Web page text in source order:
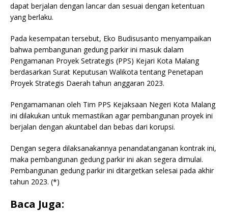
dapat berjalan dengan lancar dan sesuai dengan ketentuan
yang berlaku.
Pada kesempatan tersebut, Eko Budisusanto menyampaikan
bahwa pembangunan gedung parkir ini masuk dalam
Pengamanan Proyek Setrategis (PPS) Kejari Kota Malang
berdasarkan Surat Keputusan Walikota tentang Penetapan
Proyek Strategis Daerah tahun anggaran 2023.
Pengamamanan oleh Tim PPS Kejaksaan Negeri Kota Malang
ini dilakukan untuk memastikan agar pembangunan proyek ini
berjalan dengan akuntabel dan bebas dari korupsi.
Dengan segera dilaksanakannya penandatanganan kontrak ini,
maka pembangunan gedung parkir ini akan segera dimulai.
Pembangunan gedung parkir ini ditargetkan selesai pada akhir
tahun 2023. (*)
Baca Juga: